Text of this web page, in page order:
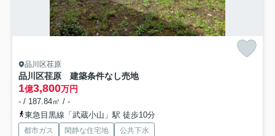
品川区荏原
品川区荏原 建築条件なし売地
1億3,800万円
- / 187.84㎡ / -
東急目黒線「武蔵小山」駅 徒歩10分
都市ガス 閑静な住宅地 公共下水